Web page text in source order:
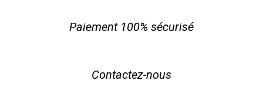
Paiement 100% sécurisé
Contactez-nous